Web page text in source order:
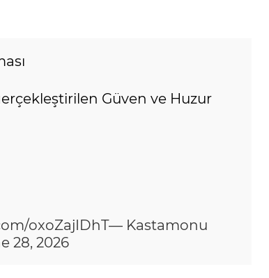
Güven ve Huzur
oxoZajIDhT— Kastamonu
28, 2026